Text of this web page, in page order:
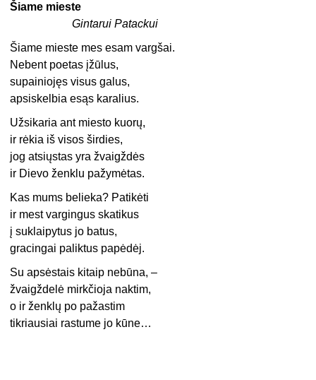
Šiame mieste
Gintarui Patackui
Šiame mieste mes esam vargšai.
Nebent poetas įžūlus,
supainiojęs visus galus,
apsiskelbia esąs karalius.
Užsikaria ant miesto kuorų,
ir rėkia iš visos širdies,
jog atsiųstas yra žvaigždės
ir Dievo ženklu pažymėtas.
Kas mums belieka? Patikėti
ir mest vargingus skatikus
į suklaipytus jo batus,
gracingai paliktus papėdėj.
Su apsėstais kitaip nebūna, –
žvaigždelė mirkčioja naktim,
o ir ženklų po pažastim
tikriausiai rastume jo kūne…